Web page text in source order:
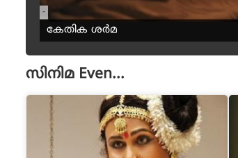
-
കേതിക ശർമ
സിനിമ Even...